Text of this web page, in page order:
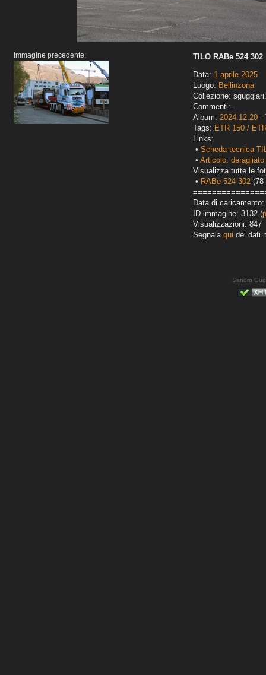
Immagine precedente:
TILO RABe 524 302
Data: 1 aprile 2025
Luogo: Bellinzona
Collezione:
Commenti: -
Album: 2024.12.20 -
Tags: ETR 150 /
Links:
• Scheda tecnica
• Articolo:
Visualizza tutte le
• RABe 524 302 (78
Data di
ID immagine: 3132 (
Visualizzazioni: 847
Segnala qui dei dati
Sandro